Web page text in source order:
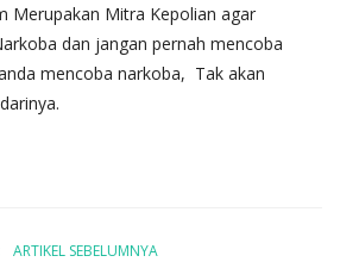
Merupakan Mitra Kepolian agar
dan jangan pernah mencoba
mencoba narkoba, Tak akan
ARTIKEL SEBELUMNYA